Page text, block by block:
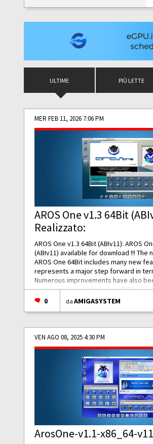
ULTIME PIÙ LETTE
MER FEB 11, 2026 7:06 PM
AROS One v1.3 64Bit
Realizzato:
AROS One v1.3 64Bit (ABIv11): AROS
(ABIv11) available for download !!! The
AROS One 64Bit includes many new
represents a major step forward in
Numerous improvements have also
new version, including new AROS...
0
daAMIGASYSTEM
VEN AGO 08, 2025 4:30 PM
ArosOne-v1.1-x86_64-